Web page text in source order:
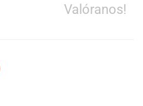
Valóranos!